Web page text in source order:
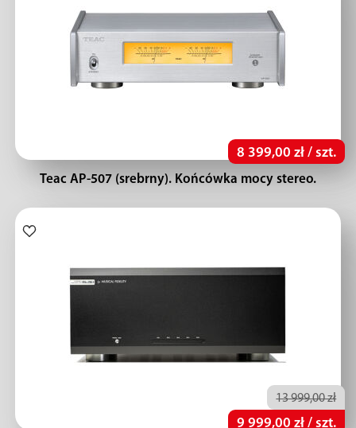
8 399,00 zł / szt.
Teac AP-507 (srebrny). Końcówka mocy stereo.
13 999,00 zł
9 999,00 zł / szt.